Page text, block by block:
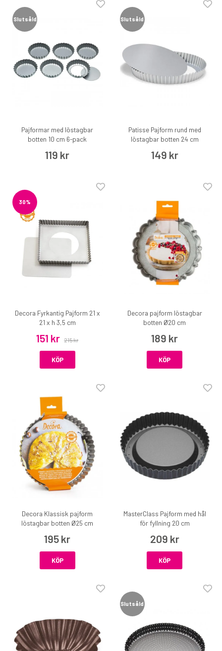
Slutsåld
Pajformar med löstagbar
botten 10 cm 6-pack
119 kr
Slutsåld
Patisse Pajform rund med
löstagbar botten 24 cm
149 kr
30%
Decora Fyrkantig Pajform 21 x
21 x h 3,5 cm
151 kr 215 kr
KÖP
Decora pajform löstagbar
botten Ø20 cm
189 kr
KÖP
Decora Klassisk pajform
löstagbar botten Ø25 cm
195 kr
KÖP
MasterClass Pajform med hål
för fyllning 20 cm
209 kr
KÖP
Slutsåld